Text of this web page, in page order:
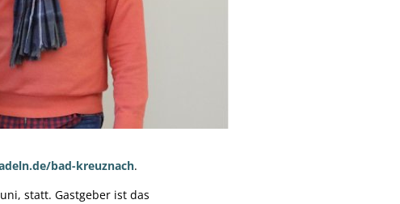
bad-kreuznach.
statt. Gastgeber ist das